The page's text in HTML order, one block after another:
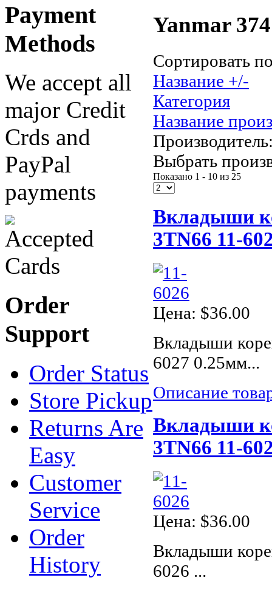
Yanmar
Сортировать
Название +/-
Категория
Название
Выбрать
Показано 1 - 10 из 25
Вкладыши
3TN66 11-
Цена: $36.00
Вкладыши
6027 0.25мм...
Описание
Вкладыши
3TN66 11-
Цена: $36.00
Вкладыши
6026 ...
Payment
Methods
We accept all
major Credit
Crds and
PayPal
payments
Order
Support
Order Status
Store Pickup
Returns Are
Easy
Customer
Service
Order
History